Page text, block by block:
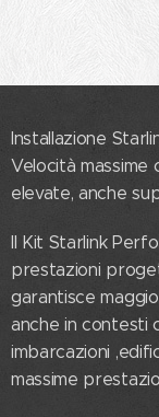
Installazione
Velocità massime
elevate, anche
Il Kit Starlink
prestazioni
garantisce
anche in contesti
imbarcazioni
massime